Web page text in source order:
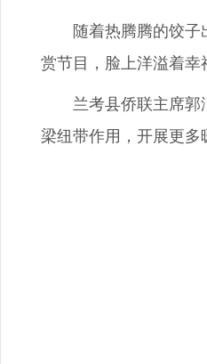
随着热腾腾的饺子出
赏节目，脸上洋溢着幸
兰考县侨联主席郭洁
梁纽带作用，开展更多